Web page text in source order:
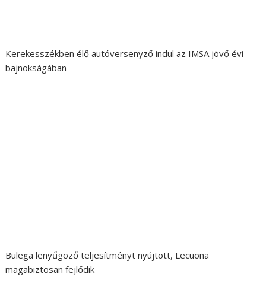
Kerekesszékben élő autóversenyző indul az IMSA jövő évi
bajnokságában
Bulega lenyűgöző teljesítményt nyújtott, Lecuona
magabiztosan fejlődik